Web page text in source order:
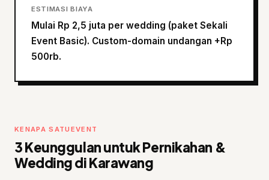
ESTIMASI BIAYA
Mulai Rp 2,5 juta per wedding (paket Sekali
Event Basic). Custom-domain undangan +Rp
500rb.
KENAPA SATUEVENT
3 Keunggulan untuk Pernikahan &
Wedding di Karawang